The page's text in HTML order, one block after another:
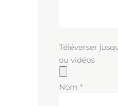
Téléverser
ou vidéos
Nom *